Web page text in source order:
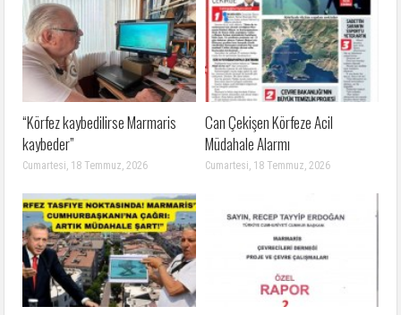
“Körfez kaybedilirse Marmaris
kaybeder”
Cumartesi, 18 Temmuz, 2026
Can Çekişen Körfeze Acil
Müdahale Alarmı
Cumartesi, 18 Temmuz, 2026